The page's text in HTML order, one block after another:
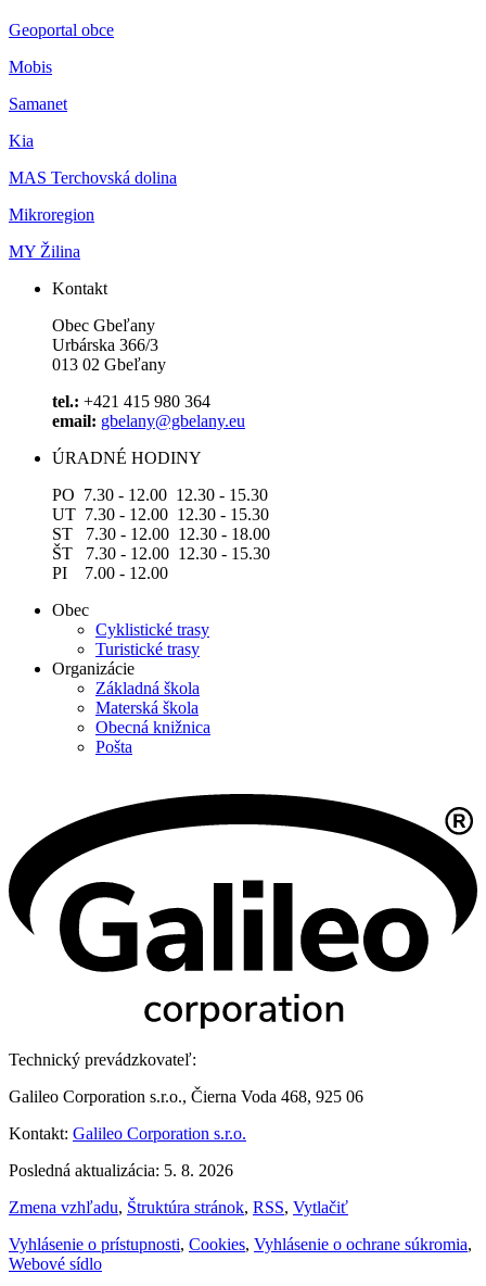
Geoportal obce
Mobis
Samanet
Kia
MAS Terchovská dolina
Mikroregion
MY Žilina
Kontakt
Obec Gbeľany
Urbárska 366/3
013 02 Gbeľany
tel.: +421 415 980 364
email: gbelany@gbelany.eu
ÚRADNÉ HODINY
PO 7.30 - 12.00 12.30 - 15.30
UT 7.30 - 12.00 12.30 - 15.30
ST 7.30 - 12.00 12.30 - 18.00
ŠT 7.30 - 12.00 12.30 - 15.30
PI 7.00 - 12.00
Obec
Cyklistické trasy
Turistické trasy
Organizácie
Základná škola
Materská škola
Obecná knižnica
Pošta
Technický prevádzkovateľ:
Galileo Corporation s.r.o., Čierna Voda 468, 925 06
Kontakt: Galileo Corporation s.r.o.
Posledná aktualizácia: 5. 8. 2026
Zmena vzhľadu, Štruktúra stránok, RSS, Vytlačiť
Vyhlásenie o prístupnosti, Cookies, Vyhlásenie o ochrane súkromia,
Webové sídlo